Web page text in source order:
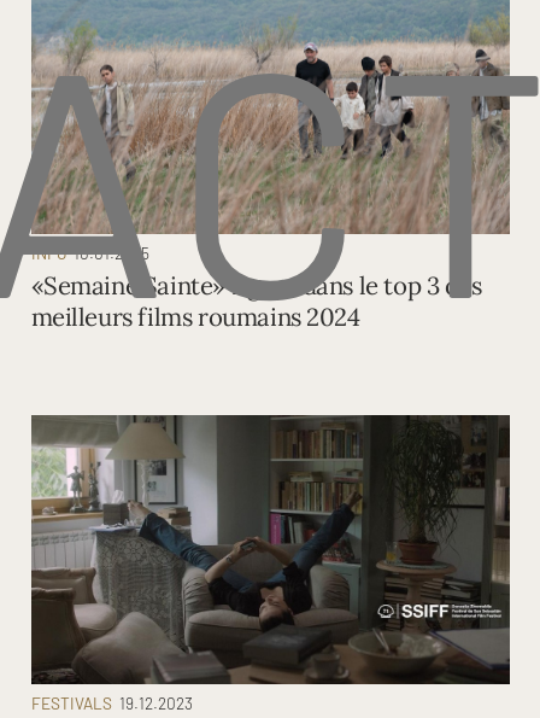
INFO 10.01.2025
«Semaine Sainte» figure dans le top 3 des
meilleurs films roumains 2024
FESTIVALS 19.12.2023